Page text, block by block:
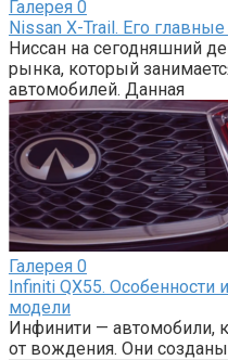
Галерея 0
Nissan X-Trail. Его
Ниссан на сегодняшний
рынка, который
автомобилей. Данная
Галерея 0
Infiniti QX55. Особенности
модели
Инфинити — автомобили,
от вождения. Они созданы